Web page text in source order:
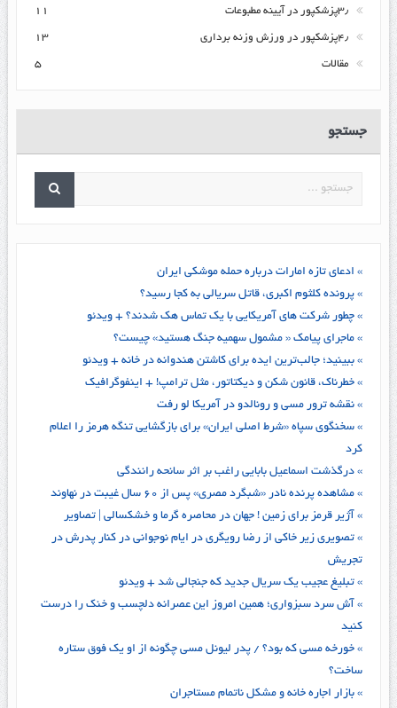
۳٫پزشکپور در آیینه مطبوعات ۱۱
۴٫پزشکپور در ورزش وزنه برداری ۱۳
مقالات ۵
جستجو
» ادعای تازه امارات درباره حمله موشکی ایران
» پرونده کلثوم اکبری، قاتل سریالی به کجا رسید؟
» چطور شرکت های آمریکایی با یک تماس هک شدند؟ + ویدئو
» ماجرای پیامک « مشمول سهمیه جنگ هستید» چیست؟
» ببینید؛ جالب‌ترین ایده برای کاشتن هندوانه در خانه + ویدئو
» خطرناک، قانون شکن و دیکتاتور، مثل ترامپ! + اینفوگرافیک
» نقشه ترور مسی و رونالدو در آمریکا لو رفت
» سخنگوی سپاه «شرط اصلی ایران» برای بازگشایی تنگه هرمز را اعلام
کرد
» درگذشت اسماعیل بابایی راغب بر اثر سانحه رانندگی
» مشاهده پرنده نادر «شبگرد مصری» پس از ۶۰ سال غیبت در نهاوند
» آژیر قرمز برای زمین ! جهان در محاصره گرما و خشکسالی | تصاویر
» تصویری زیر خاکی از رضا رویگری در ایام نوجوانی در کنار پدرش در
تجریش
» تبلیغ عجیب یک سریال جدید که جنجالی شد + ویدئو
» آش سرد سبزواری؛ همین امروز این عصرانه دلچسب و خنک را درست
کنید
» خورخه مسی که بود؟ / پدر لیونل مسی چگونه از او یک فوق ستاره
ساخت؟
» بازار اجاره خانه و مشکل ناتمام مستاجران